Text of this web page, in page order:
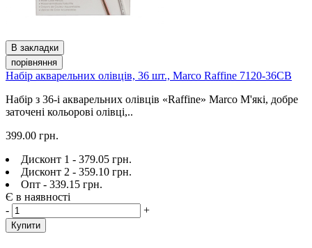
В закладки
порівняння
Набір акварельних олівців, 36 шт., Marco Raffine 7120-36CB
Набір з 36-і акварельних олівців «Raffine» Marco М'які, добре
заточені кольорові олівці,..
399.00 грн.
Дисконт 1 - 379.05 грн.
Дисконт 2 - 359.10 грн.
Опт - 339.15 грн.
Є в наявності
-
+
Купити